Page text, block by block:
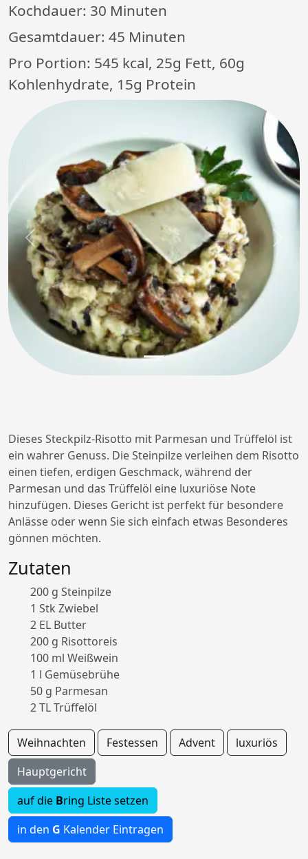
Kochdauer: 30 Minuten
Gesamtdauer: 45 Minuten
Pro Portion: 545 kcal, 25g Fett, 60g
Kohlenhydrate, 15g Protein
Previous
Dieses Steckpilz-Risotto mit Parmesan und Trüffelöl ist
ein wahrer Genuss. Die Steinpilze verleihen dem Risotto
einen tiefen, erdigen Geschmack, während der
Parmesan und das Trüffelöl eine luxuriöse Note
hinzufügen. Dieses Gericht ist perfekt für besondere
Anlässe oder wenn Sie sich einfach etwas Besonderes
gönnen möchten.
Zutaten
200 g Steinpilze
1 Stk Zwiebel
2 EL Butter
200 g Risottoreis
100 ml Weißwein
1 l Gemüsebrühe
50 g Parmesan
2 TL Trüffelöl
Weihnachten Festessen Advent
luxuriös
Hauptgericht
auf die Bring Liste setzen
in den G Kalender Eintragen